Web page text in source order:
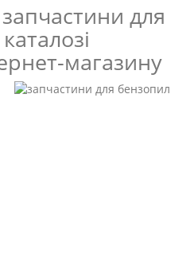
для
магазину